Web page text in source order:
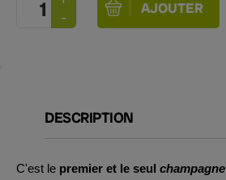
DESCRIPTION
C'est le premier et le seul champagne